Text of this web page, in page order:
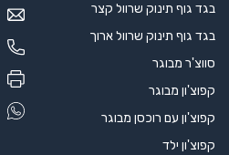
בגד גוף תינוק שרוול קצר
בגד גוף תינוק שרוול ארוך
סווצ'ר מבוגר
קפוצ'ון מבוגר
קפוצ'ון עם רוכסן מבוגר
קפוצ'ון ילד